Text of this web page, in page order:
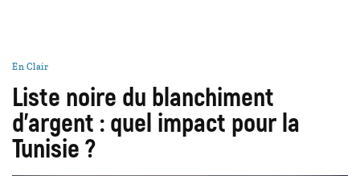
En Clair
Liste noire du blanchiment
d'argent : quel impact pour la
Tunisie ?